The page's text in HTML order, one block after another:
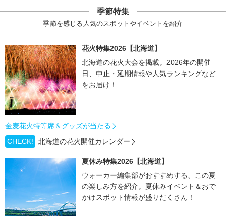
季節特集
季節を感じる人気のスポットやイベントを紹介
花火特集2026【北海道】
北海道の花火大会を掲載。2026年の開催
日、中止・延期情報や人気ランキングなど
をお届け！
金麦花火特等席＆グッズが当たる
CHECK!
北海道の花火開催カレンダー
夏休み特集2026【北海道】
ウォーカー編集部がおすすめする、この夏
の楽しみ方を紹介。夏休みイベント＆おで
かけスポット情報が盛りだくさん！